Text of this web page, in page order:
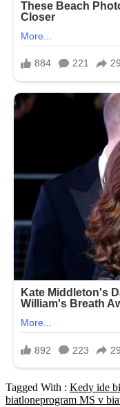
Tagged With : Kedy ide
biatloneprogram MS v